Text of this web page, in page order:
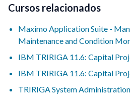
Cursos relacionados
Maximo Application Suite -
Maintenance and Condition
IBM TRIRIGA 11.6: Capital
IBM TRIRIGA 11.6: Capital
TRIRIGA System Administration